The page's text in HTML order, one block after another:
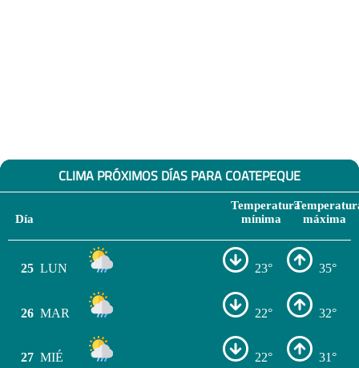
CLIMA PRÓXIMOS DÍAS PARA COATEPEQUE
Día
Temperatura
mínima
máxima
25 LUN 23° 35°
26 MAR 22° 32°
27 MIÉ 22° 31°